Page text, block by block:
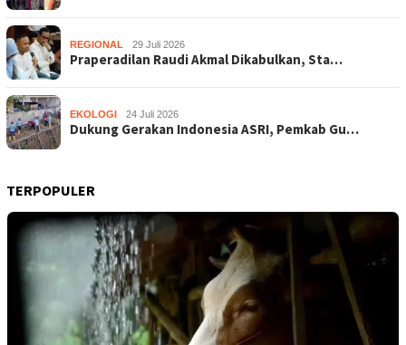
REGIONAL 29 Juli 2026
Praperadilan Raudi Akmal Dikabulkan, Sta…
EKOLOGI 24 Juli 2026
Dukung Gerakan Indonesia ASRI, Pemkab Gu…
TERPOPULER